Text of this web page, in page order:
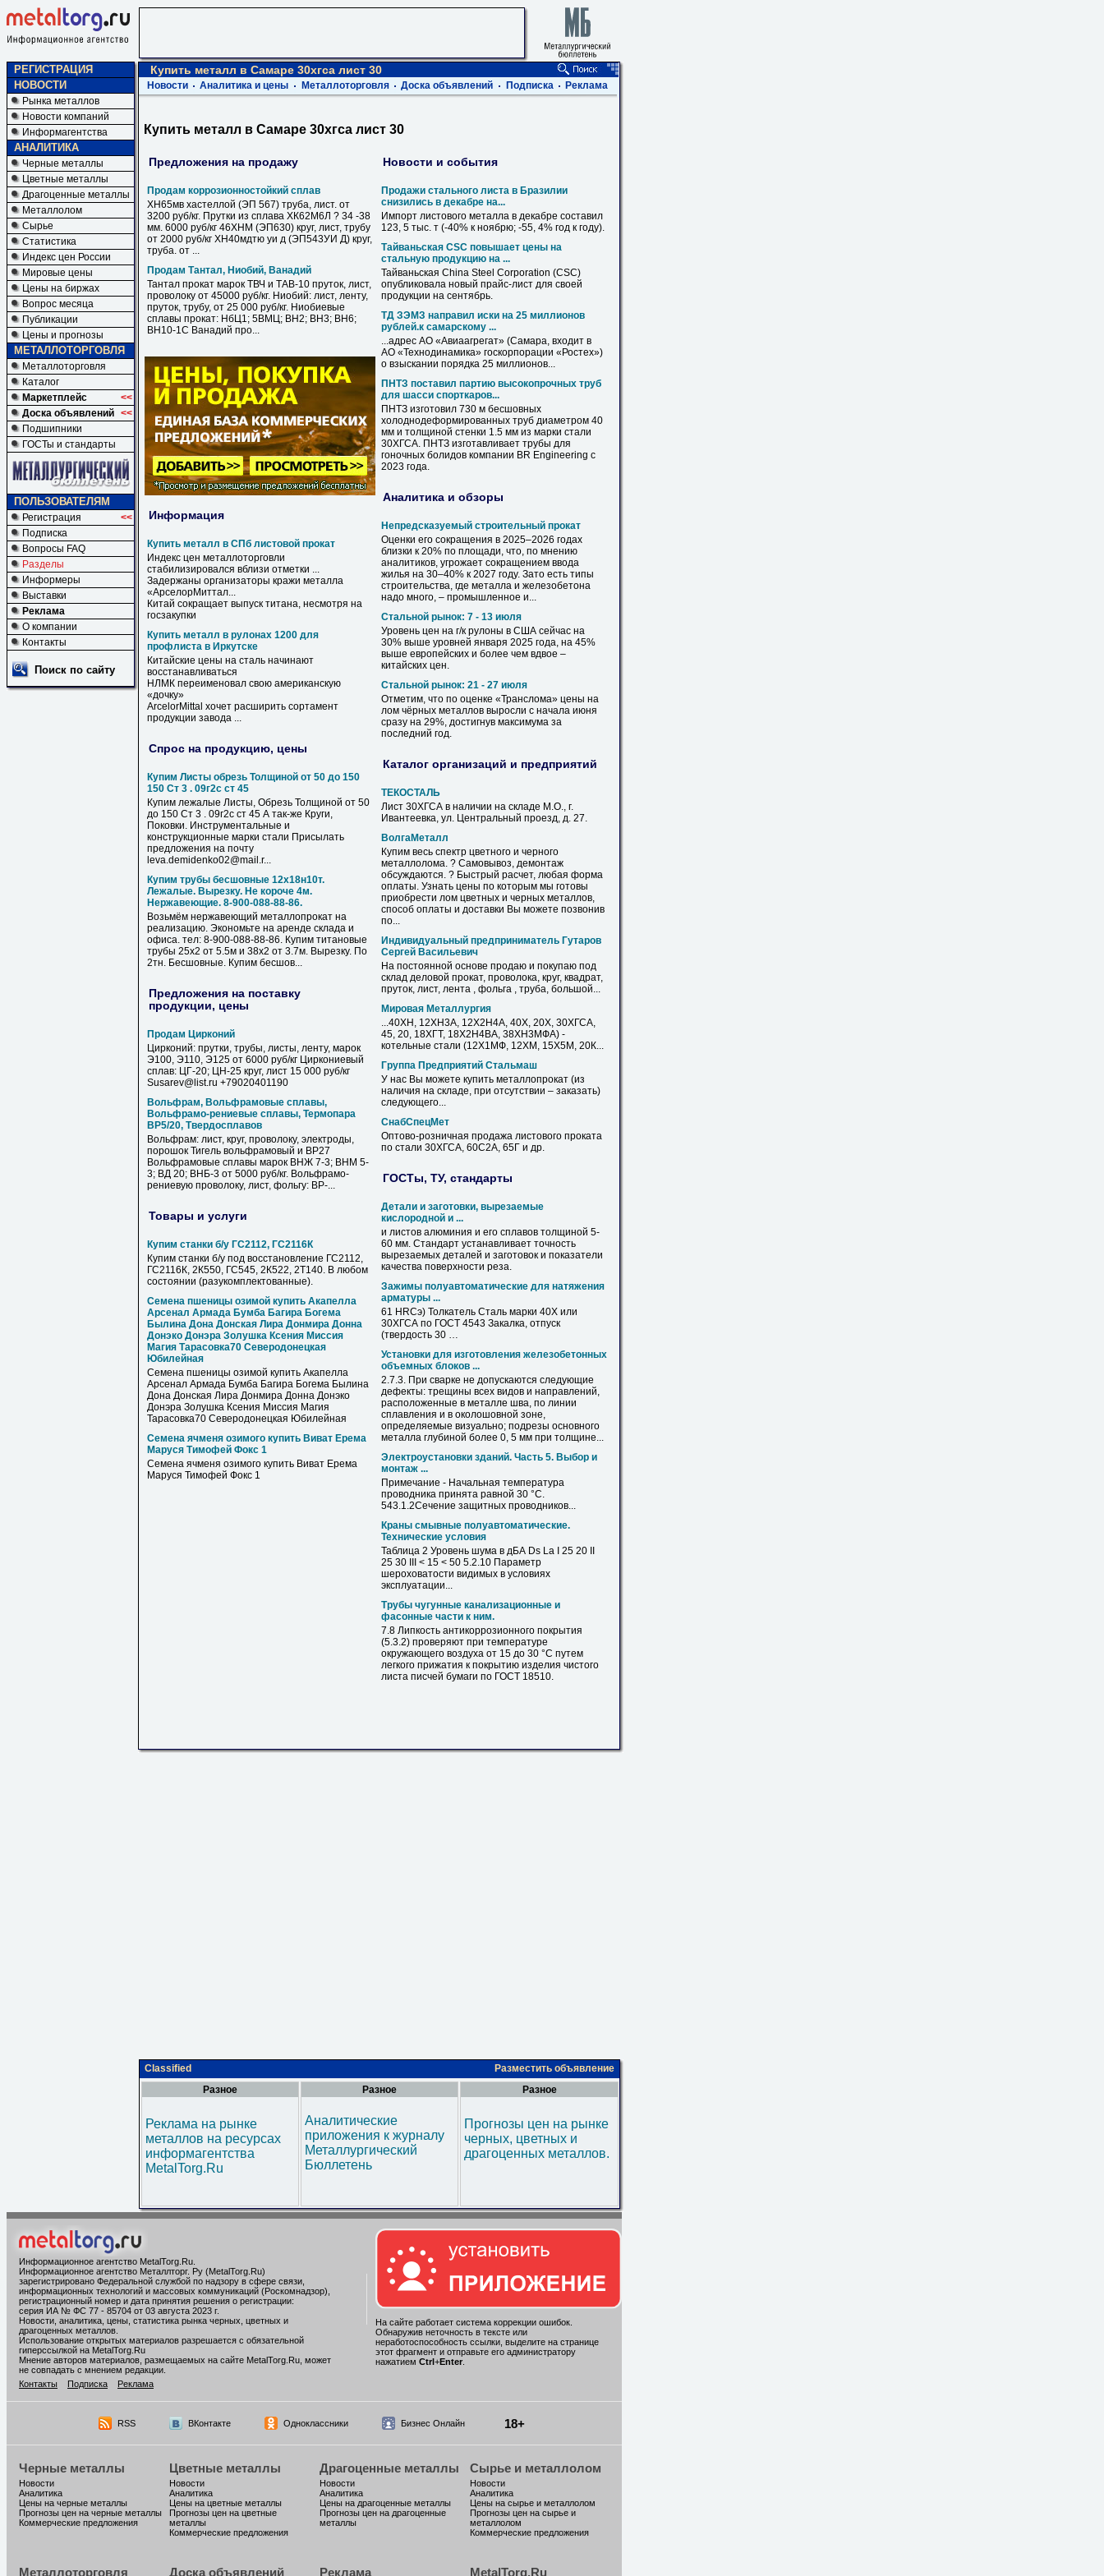
РЕГИСТРАЦИЯ
НОВОСТИ
Рынка металлов
Новости компаний
Информагентства
АНАЛИТИКА
Черные металлы
Цветные металлы
Драгоценные металлы
Металлолом
Сырье
Статистика
Индекс цен России
Мировые цены
Цены на биржах
Вопрос месяца
Публикации
Цены и прогнозы
МЕТАЛЛОТОРГОВЛЯ
Металлоторговля
Каталог
Маркетплейс
<<
Доска объявлений <<
Подшипники
ГОСТы и стандарты
ПОЛЬЗОВАТЕЛЯМ
Регистрация
<<
Подписка
Вопросы FAQ
Разделы
Информеры
Выставки
Реклама
О компании
Контакты
Поиск по сайту
Купить металл в Самаре 30хгса лист 30
Новости Аналитика и цены Металлоторговля Доска объявлений Подписка Реклама
Купить металл в Самаре 30хгса лист 30
Предложения на продажу
Продам коррозионностойкий сплав
ХН65мв хастеллой (ЭП 567) труба, лист. от
3200 руб/кг. Прутки из сплава ХК62М6Л ? 34 -38
мм. 6000 руб/кг 46ХНМ (ЭП630) круг, лист, трубу
от 2000 руб/кг ХН40мдтю уи д (ЭП543УИ Д) круг,
труба. от ...
Продам Тантал, Ниобий, Ванадий
Тантал прокат марок ТВЧ и ТАВ-10 пруток, лист,
проволоку от 45000 руб/кг. Ниобий: лист, ленту,
пруток, трубу, от 25 000 руб/кг. Ниобиевые
сплавы прокат: НбЦ1; 5ВМЦ; ВН2; ВН3; ВН6;
ВН10-1С Ванадий про...
Информация
Купить металл в СПб листовой прокат
Индекс цен металлоторговли
стабилизировался вблизи отметки ...
Задержаны организаторы кражи металла
«АрселорМиттал...
Китай сокращает выпуск титана, несмотря на
госзакупки
Купить металл в рулонах 1200 для
профлиста в Иркутске
Китайские цены на сталь начинают
восстанавливаться
НЛМК переименовал свою американскую
«дочку»
ArcelorMittal хочет расширить сортамент
продукции завода ...
Спрос на продукцию, цены
Купим Листы обрезь Толщиной от 50 до 150
150 Ст 3 . 09г2с ст 45
Купим лежалые Листы, Обрезь Толщиной от 50
до 150 Ст 3 . 09г2с ст 45 А так-же Круги,
Поковки. Инструментальные и
конструкционные марки стали Присылать
предложения на почту
leva.demidenko02@mail.r...
Купим трубы бесшовные 12х18н10т.
Лежалые. Вырезку. Не короче 4м.
Нержавеющие. 8-900-088-88-86.
Возьмём нержавеющий металлопрокат на
реализацию. Экономьте на аренде склада и
офиса. тел: 8-900-088-88-86. Купим титановые
трубы 25х2 от 5.5м и 38х2 от 3.7м. Вырезку. По
2тн. Бесшовные. Купим бесшов...
Предложения на поставку
продукции, цены
Продам Цирконий
Цирконий: прутки, трубы, листы, ленту, марок
Э100, Э110, Э125 от 6000 руб/кг Циркониевый
сплав: ЦГ-20; ЦН-25 круг, лист 15 000 руб/кг
Susarev@list.ru +79020401190
Вольфрам, Вольфрамовые сплавы,
Вольфрамо-рениевые сплавы, Термопара
ВР5/20, Твердосплавов
Вольфрам: лист, круг, проволоку, электроды,
порошок Тигель вольфрамовый и ВР27
Вольфрамовые сплавы марок ВНЖ 7-3; ВНМ 5-
3; ВД 20; ВНБ-3 от 5000 руб/кг. Вольфрамо-
рениевую проволоку, лист, фольгу: ВР-...
Товары и услуги
Купим станки б/у ГС2112, ГС2116К
Купим станки б/у под восстановление ГС2112,
ГС2116К, 2К550, ГС545, 2К522, 2Т140. В любом
состоянии (разукомплектованные).
Семена пшеницы озимой купить Акапелла
Арсенал Армада Бумба Багира Богема
Былина Дона Донская Лира Донмира Донна
Донэко Донэра Золушка Ксения Миссия
Магия Тарасовка70 Северодонецкая
Юбилейная
Семена пшеницы озимой купить Акапелла
Арсенал Армада Бумба Багира Богема Былина
Дона Донская Лира Донмира Донна Донэко
Донэра Золушка Ксения Миссия Магия
Тарасовка70 Северодонецкая Юбилейная
Семена ячменя озимого купить Виват Ерема
Маруся Тимофей Фокс 1
Семена ячменя озимого купить Виват Ерема
Маруся Тимофей Фокс 1
Новости и события
Продажи стального листа в Бразилии
снизились в декабре на...
Импорт листового металла в декабре составил
123, 5 тыс. т (-40% к ноябрю; -55, 4% год к году).
Тайваньская CSC повышает цены на
стальную продукцию на ...
Тайваньская China Steel Corporation (CSC)
опубликовала новый прайс-лист для своей
продукции на сентябрь.
ТД ЗЭМЗ направил иски на 25 миллионов
рублей.к самарскому ...
...адрес АО «Авиаагрегат» (Самара, входит в
АО «Технодинамика» госкорпорации «Ростех»)
о взыскании порядка 25 миллионов...
ПНТЗ поставил партию высокопрочных труб
для шасси спорткаров...
ПНТЗ изготовил 730 м бесшовных
холоднодеформированных труб диаметром 40
мм и толщиной стенки 1.5 мм из марки стали
30ХГСА. ПНТЗ изготавливает трубы для
гоночных болидов компании BR Engineering c
2023 года.
Аналитика и обзоры
Непредсказуемый строительный прокат
Оценки его сокращения в 2025–2026 годах
близки к 20% по площади, что, по мнению
аналитиков, угрожает сокращением ввода
жилья на 30–40% к 2027 году. Зато есть типы
строительства, где металла и железобетона
надо много, – промышленное и...
Стальной рынок: 7 - 13 июля
Уровень цен на г/к рулоны в США сейчас на
30% выше уровней января 2025 года, на 45%
выше европейских и более чем вдвое –
китайских цен.
Стальной рынок: 21 - 27 июля
Отметим, что по оценке «Транслома» цены на
лом чёрных металлов выросли с начала июня
сразу на 29%, достигнув максимума за
последний год.
Каталог организаций и предприятий
ТЕКОСТАЛЬ
Лист 30ХГСА в наличии на складе М.О., г.
Ивантеевка, ул. Центральный проезд, д. 27.
ВолгаМеталл
Купим весь спектр цветного и черного
металлолома. ? Самовывоз, демонтаж
обсуждаются. ? Быстрый расчет, любая форма
оплаты. Узнать цены по которым мы готовы
приобрести лом цветных и черных металлов,
способ оплаты и доставки Вы можете позвонив
по...
Индивидуальный предприниматель Гутаров
Сергей Васильевич
На постоянной основе продаю и покупаю под
склад деловой прокат, проволока, круг, квадрат,
пруток, лист, лента , фольга , труба, большой...
Мировая Металлургия
...40ХН, 12ХН3А, 12Х2Н4А, 40Х, 20Х, 30ХГСА,
45, 20, 18ХГТ, 18Х2Н4ВА, 38ХН3МФА) -
котельные стали (12Х1МФ, 12ХМ, 15Х5М, 20К...
Группа Предприятий Стальмаш
У нас Вы можете купить металлопрокат (из
наличия на складе, при отсутствии – заказать)
следующего...
СнабСпецМет
Оптово-розничная продажа листового проката
по стали 30ХГСА, 60С2А, 65Г и др.
ГОСТы, ТУ, стандарты
Детали и заготовки, вырезаемые
кислородной и ...
и листов алюминия и его сплавов толщиной 5-
60 мм. Стандарт устанавливает точность
вырезаемых деталей и заготовок и показатели
качества поверхности реза.
Зажимы полуавтоматические для натяжения
арматуры ...
61 НRСэ) Толкатель Сталь марки 40Х или
30ХГСА по ГОСТ 4543 Закалка, отпуск
(твердость 30 …
Установки для изготовления железобетонных
объемных блоков ...
2.7.3. При сварке не допускаются следующие
дефекты: трещины всех видов и направлений,
расположенные в металле шва, по линии
сплавления и в околошовной зоне,
определяемые визуально; подрезы основного
металла глубиной более 0, 5 мм при толщине...
Электроустановки зданий. Часть 5. Выбор и
монтаж ...
Примечание - Начальная температура
проводника принята равной 30 °С.
543.1.2Сечение защитных проводников...
Краны смывные полуавтоматические.
Технические условия
Таблица 2 Уровень шума в дБА Ds La I 25 20 II
25 30 III < 15 < 50 5.2.10 Параметр
шероховатости видимых в условиях
эксплуатации...
Трубы чугунные канализационные и
фасонные части к ним.
7.8 Липкость антикоррозионного покрытия
(5.3.2) проверяют при температуре
окружающего воздуха от 15 до 30 °С путем
легкого прижатия к покрытию изделия чистого
листа писчей бумаги по ГОСТ 18510.
Classified
Разместить объявление
Разное
Реклама на рынке
металлов на ресурсах
информагентства
MetalTorg.Ru
Разное
Аналитические
приложения к журналу
Металлургический
Бюллетень
Разное
Прогнозы цен на рынке
черных, цветных и
драгоценных металлов.
Информационное агентство MetalTorg.Ru
Информационное агентство Металлторг. Ру (MetalTorg.Ru)
зарегистрировано Федеральной службой по надзору в сфере связи,
информационных технологий и массовых коммуникаций (Роскомнадзор),
регистрационный номер и дата принятия решения о регистрации:
серия ИА № ФС 77 - 85704 от 03 августа 2023 г.
Новости, аналитика, цены, статистика рынка черных, цветных и
драгоценных металлов.
Использование открытых материалов разрешается с обязательной
гиперссылкой на MetalTorg.Ru
Мнение авторов материалов, размещаемых на сайте MetalTorg.Ru, может
не совпадать с мнением редакции.
Контакты
Подписка Реклама
На сайте работает система коррекции ошибок.
Обнаружив неточность в тексте или
неработоспособность ссылки, выделите на странице
этот фрагмент и отправьте его администратору
нажатием Ctrl +Enter.
RSS ВКонтакте Одноклассники Бизнес Онлайн 18+
Черные металлы
Новости
Аналитика
Цены на черные металлы
Прогнозы цен на черные металлы
Коммерческие предложения
Цветные металлы
Новости
Аналитика
Цены на цветные металлы
Прогнозы цен на цветные
металлы
Коммерческие предложения
Драгоценные металлы
Новости
Аналитика
Цены на драгоценные металлы
Прогнозы цен на драгоценные
металлы
Сырье и металлолом
Новости
Аналитика
Цены на сырье и металлолом
Прогнозы цен на сырье и
металлолом
Коммерческие предложения
Металлоторговля Доска объявлений Реклама MetalTorg.Ru